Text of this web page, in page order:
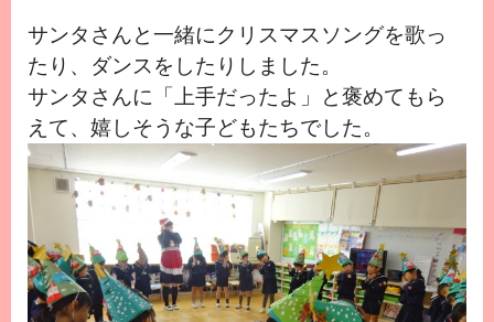
サンタさんと一緒にクリスマスソングを歌っ
たり、ダンスをしたりしました。
サンタさんに「上手だったよ」と褒めてもら
えて、 嬉しそうな子どもたちでした。